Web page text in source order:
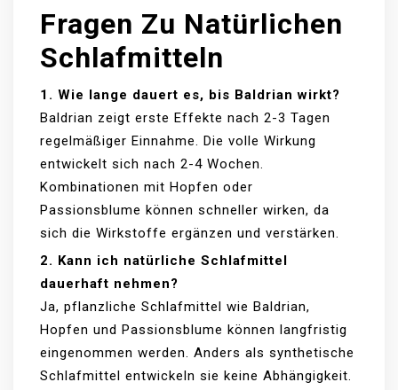
Fragen Zu Natürlichen
Schlafmitteln
1. Wie lange dauert es, bis Baldrian wirkt?
Baldrian zeigt erste Effekte nach 2-3 Tagen
regelmäßiger Einnahme. Die volle Wirkung
entwickelt sich nach 2-4 Wochen.
Kombinationen mit Hopfen oder
Passionsblume können schneller wirken, da
sich die Wirkstoffe ergänzen und verstärken.
2. Kann ich natürliche Schlafmittel
dauerhaft nehmen?
Ja, pflanzliche Schlafmittel wie Baldrian,
Hopfen und Passionsblume können langfristig
eingenommen werden. Anders als synthetische
Schlafmittel entwickeln sie keine Abhängigkeit.